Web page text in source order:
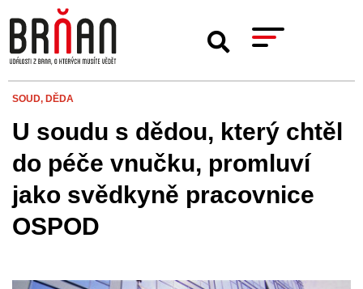
SOUD, DĚDA
U soudu s dědou, který chtěl
do péče vnučku, promluví
jako svědkyně pracovnice
OSPOD